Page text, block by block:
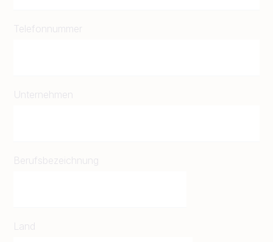
Telefonnummer
Unternehmen
Berufsbezeichnung
Land